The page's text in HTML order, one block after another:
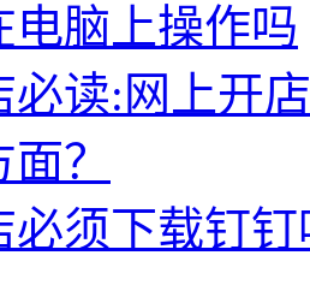
电脑上操作吗
必读:网上开
？
必须下载钉